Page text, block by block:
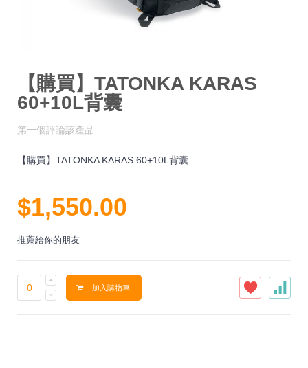
【購買】TATONKA KARAS
60+10L背囊
第一個評論該產品
【購買】TATONKA KARAS 60+10L背囊
$1,550.00
推薦給你的朋友
加入購物車